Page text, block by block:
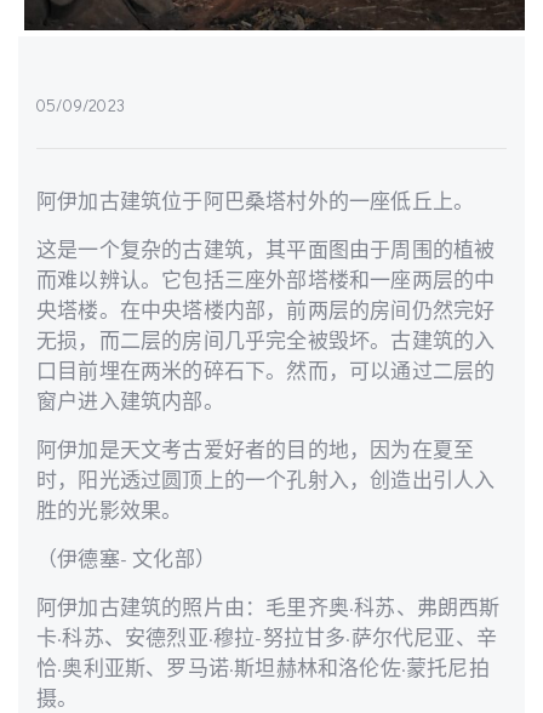
05/09/2023
阿伊加古建筑位于阿巴桑塔村外的一座低丘上。
这是一个复杂的古建筑，其平面图由于周围的植被
而难以辨认。它包括三座外部塔楼和一座两层的中
央塔楼。在中央塔楼内部，前两层的房间仍然完好
无损，而二层的房间几乎完全被毁坏。古建筑的入
口目前埋在两米的碎石下。然而，可以通过二层的
窗户进入建筑内部。
阿伊加是天文考古爱好者的目的地，因为在夏至
时，阳光透过圆顶上的一个孔射入，创造出引人入
胜的光影效果。
（伊德塞- 文化部）
阿伊加古建筑的照片由：毛里齐奥·科苏、弗朗西斯
卡·科苏、安德烈亚·穆拉-努拉甘多·萨尔代尼亚、辛
恰·奥利亚斯、罗马诺·斯坦赫林和洛伦佐·蒙托尼拍
摄。